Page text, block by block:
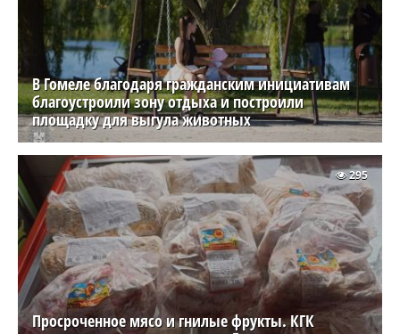
В Гомеле благодаря гражданским инициативам
благоустроили зону отдыха и построили
площадку для выгула животных
Просроченное мясо и гнилые фрукты. КГК
295